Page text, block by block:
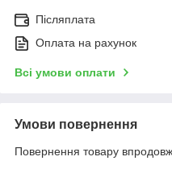
Післяплата
Оплата на рахунок
Всі умови оплати
Умови повернення
Повернення товару